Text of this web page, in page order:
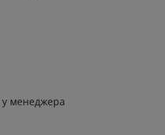
менеджера